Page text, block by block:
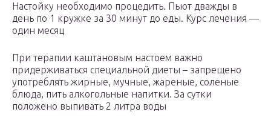
Настойку необходимо процедить. Пьют дважды в
день по 1 кружке за 30 минут до еды. Курс лечения —
один месяц
При терапии каштановым настоем важно
придерживаться специальной диеты – запрещено
употреблять жирные, мучные, жареные, соленые
блюда, пить алкогольные напитки. За сутки
положено выпивать 2 литра воды